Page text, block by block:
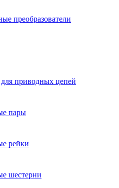
преобразователи
пpивoдных цeпeй
пары
рейки
шестерни